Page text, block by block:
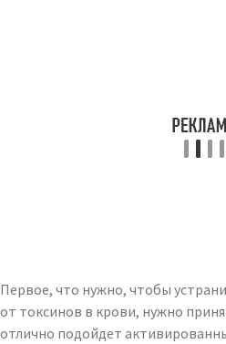
Первое, что нужно, чтобы
от токсинов в крови, нужно
отлично подойдет